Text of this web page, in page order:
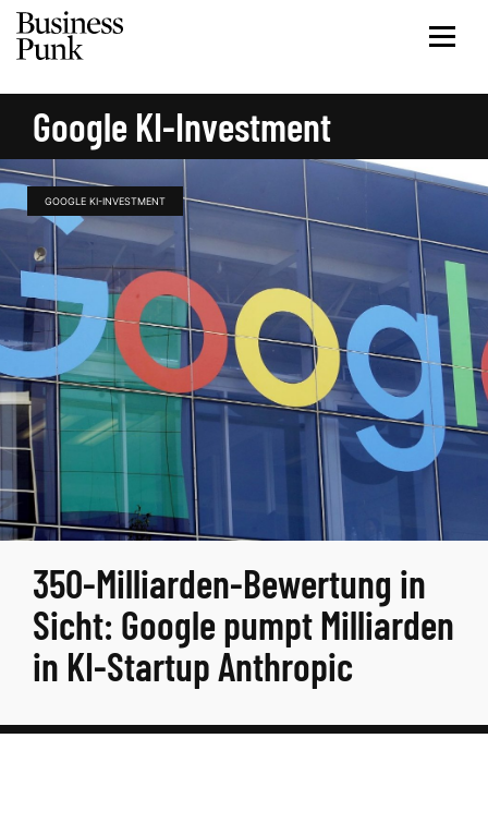
Google KI-Investment
GOOGLE KI-INVESTMENT
350-Milliarden-Bewertung in
Sicht: Google pumpt Milliarden
in KI-Startup Anthropic